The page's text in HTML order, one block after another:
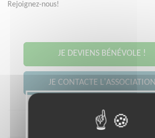
Rejoignez-nous!
JE DEVIENS BÉNÉVOLE !
JE CONTACTE L'ASSOCIATION